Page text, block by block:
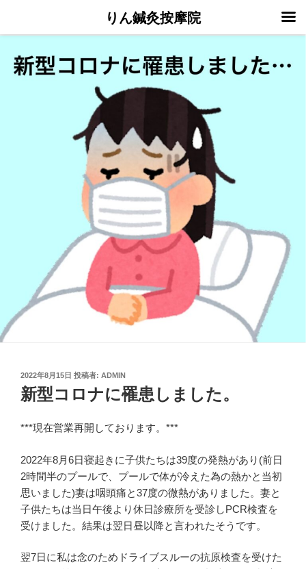
投
稿
日:
2022年8月15日 投稿者: ADMIN
新型コロナに罹患しました。
***現在営業再開しております。***
2022年8月6日寝起きに子供たちは39度の発熱があり(前日
2時間半のプールで、プールで体が冷えた為の熱かと当初
思いました)妻は咽頭痛と37度の微熱がありました。妻と
子供たちは当日午後より休日診療所を受診しPCR検査を
受けました。結果は翌日昼以降と言われたそうです。
翌7日に私は念のためドライブスルーの抗原検査を受けた
りん鍼灸按摩院